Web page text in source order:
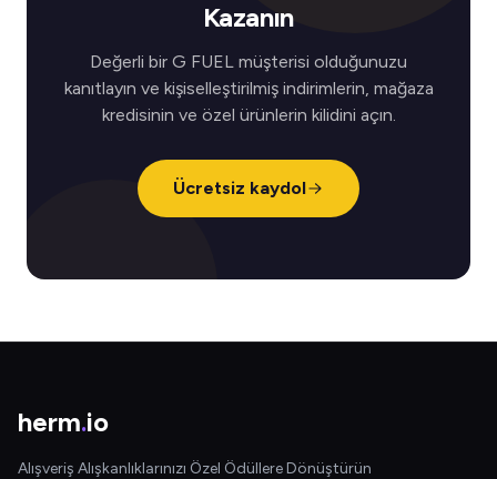
Kazanın
Değerli bir G FUEL müşterisi olduğunuzu
kanıtlayın ve kişiselleştirilmiş indirimlerin, mağaza
kredisinin ve özel ürünlerin kilidini açın.
Ücretsiz kaydol
herm.io
Alışveriş Alışkanlıklarınızı Özel Ödüllere Dönüştürün